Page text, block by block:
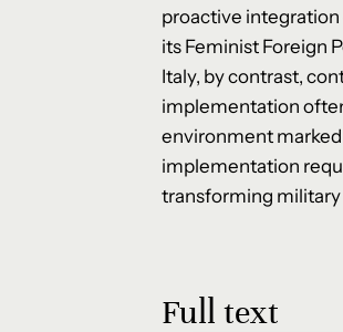
proactive
its Feminist Foreign
Italy, by contrast,
implementation
environment
implementation
transforming
Full text